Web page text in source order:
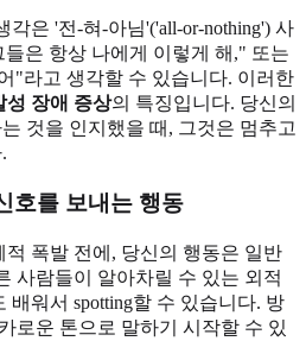
각은 '전-혀-아님'('all-or-nothing') 사
은 항상 나에게 이렇게 해," 또는
"라고 생각할 수 있습니다. 이러한
성 장애 증상의 특징입니다. 당신의
것을 인지했을 때, 그것은 멈추고
호를 보내는 행동
폭발 전에, 당신의 행동은 일반
사람들이 알아차릴 수 있는 외적
배워서 spotting할 수 있습니다. 방
로운 톤으로 말하기 시작할 수 있